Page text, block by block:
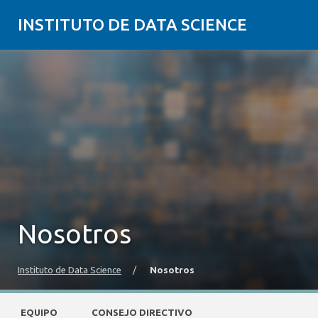
INSTITUTO DE DATA SCIENCE
Nosotros
Instituto de Data Science / Nosotros
EQUIPO CONSEJO DIRECTIVO